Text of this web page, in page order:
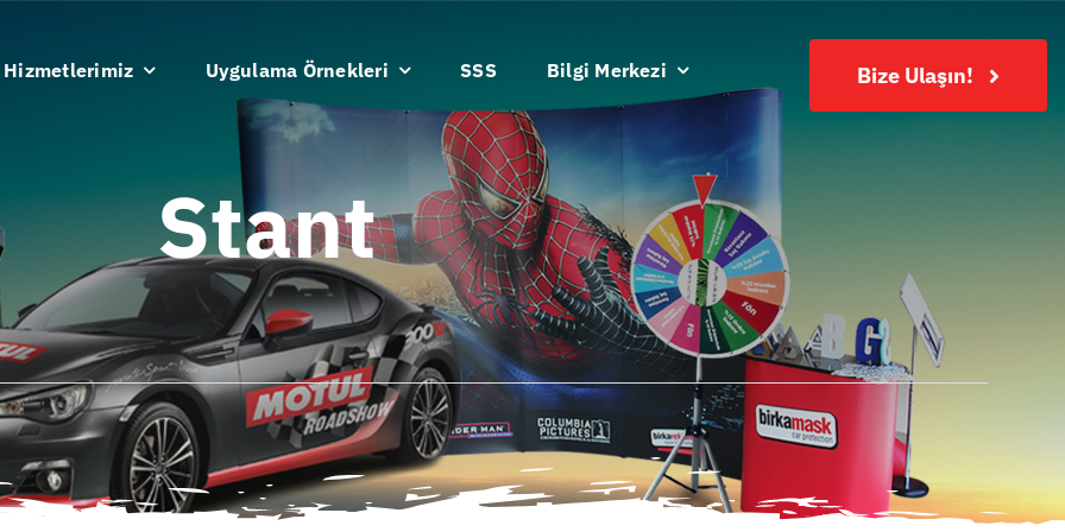
Hizmetlerimiz Uygulama Örnekleri SSS Bilgi Merkezi Bize Ulaşın!
Stant